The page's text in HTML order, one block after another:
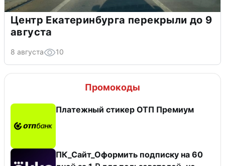
Центр Екатеринбурга перекрыли до 9
августа
8 августа 10
Промокоды
Платежный стикер ОТП Премиум
ПК_Сайт_Оформить подписку на 60